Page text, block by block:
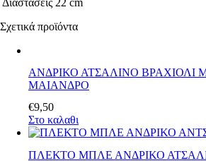
Σχετικά προϊόντα
ΑΝΔΡΙΚΟ ΑΤΣΑΛΙΝΟ ΒΡΑΧΙΟΛΙ
ΜΑΙΑΝΔΡΟ
€9,50
Στο καλαθι
ΠΛΕΚΤΟ ΜΠΛΕ ΑΝΔΡΙΚΟ